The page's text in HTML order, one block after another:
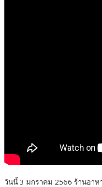
วันนี้ 3 มกราคม 2566 ร้านอา